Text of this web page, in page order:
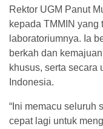
Rektor UGM Panut
kepada TMMIN yang
laboratoriumnya. Ia
berkah dan
khusus, serta secara
Indonesia.
“Ini memacu seluruh
cepat lagi untuk